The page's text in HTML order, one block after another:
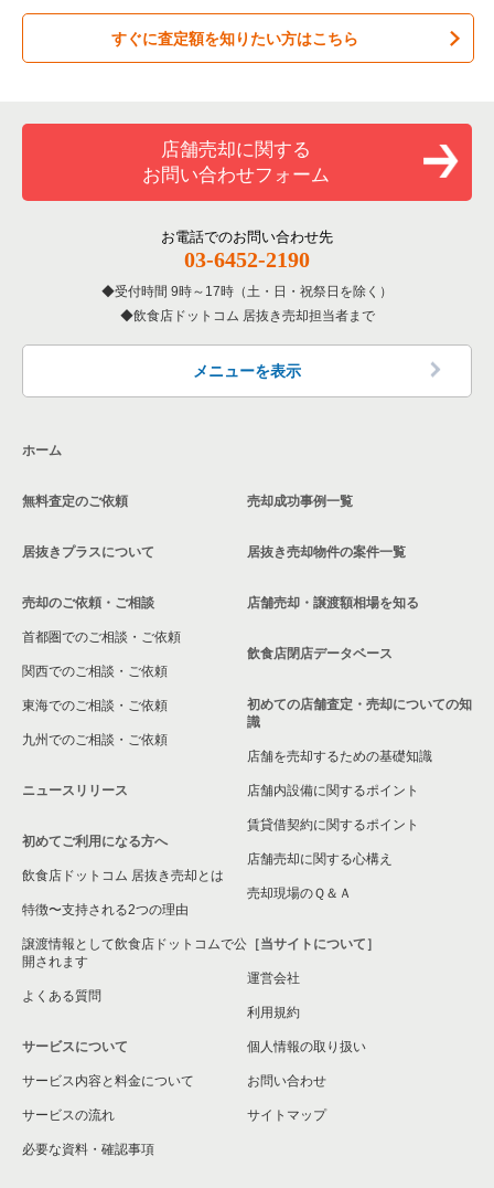
すぐに査定額を知りたい方はこちら
店舗売却に関する
お問い合わせフォーム
お電話でのお問い合わせ先
03-6452-2190
受付時間 9時～17時（土・日・祝祭日を除く）
飲食店ドットコム 居抜き売却担当者まで
メニューを表示
ホーム
無料査定のご依頼
居抜きプラスについて
売却のご依頼・ご相談
首都圏でのご相談・ご依頼
関西でのご相談・ご依頼
東海でのご相談・ご依頼
九州でのご相談・ご依頼
ニュースリリース
初めてご利用になる方へ
飲食店ドットコム 居抜き売却とは
特徴〜支持される2つの理由
譲渡情報として飲食店ドットコムで公
開されます
よくある質問
サービスについて
サービス内容と料金について
サービスの流れ
必要な資料・確認事項
売却成功事例一覧
居抜き売却物件の案件一覧
店舗売却・譲渡額相場を知る
飲食店閉店データベース
初めての店舗査定・売却についての知
識
店舗を売却するための基礎知識
店舗内設備に関するポイント
賃貸借契約に関するポイント
店舗売却に関する心構え
売却現場のＱ＆Ａ
［当サイトについて］
運営会社
利用規約
個人情報の取り扱い
お問い合わせ
サイトマップ